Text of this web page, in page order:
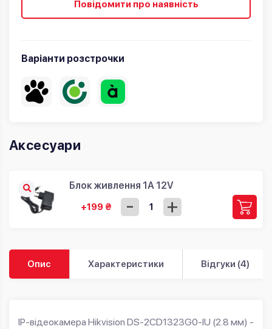
Повідомити про наявність
Варіанти розстрочки
Аксесуари
Блок живлення 1А 12V
+199 ₴ - +
Опис Характеристики Відгуки (4)
IP-відеокамера Hikvision DS-2CD1323G0-IU (2.8 мм) -